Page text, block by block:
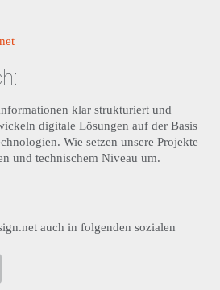
klar strukturiert und
digitale Lösungen auf der Basis
Wie setzen unsere Projekte
und technischem Niveau um.
auch in folgenden sozialen